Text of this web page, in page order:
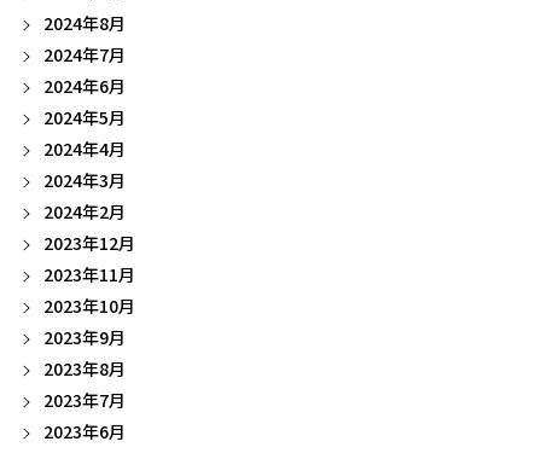
2024年8月
2024年7月
2024年6月
2024年5月
2024年4月
2024年3月
2024年2月
2023年12月
2023年11月
2023年10月
2023年9月
2023年8月
2023年7月
2023年6月